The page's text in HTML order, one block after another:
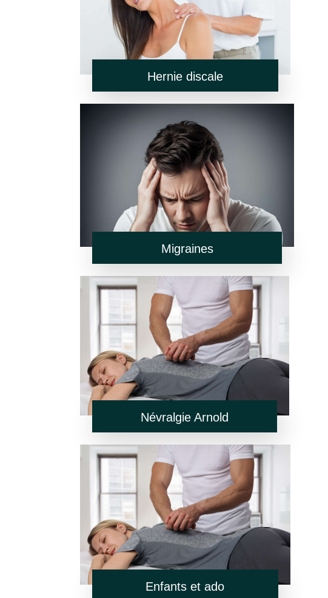
Hernie discale
Migraines
Névralgie Arnold
Enfants et ado